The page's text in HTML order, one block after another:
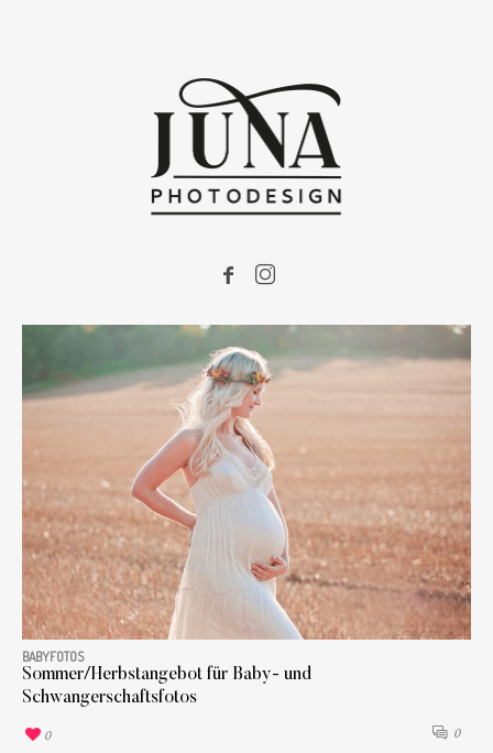
BABYFOTOS
Sommer/Herbstangebot für Baby- und
Schwangerschaftsfotos
0 0